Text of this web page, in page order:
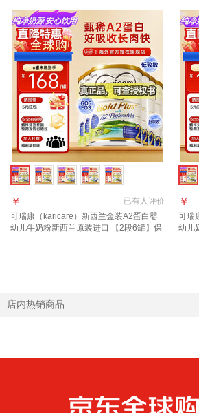
已有人评价
￥
可瑞康（karicare）新西兰金装A2蛋白婴
幼儿牛奶粉新西兰原装进口 【2段6罐】保
￥
可瑞
幼儿
店内热销商品